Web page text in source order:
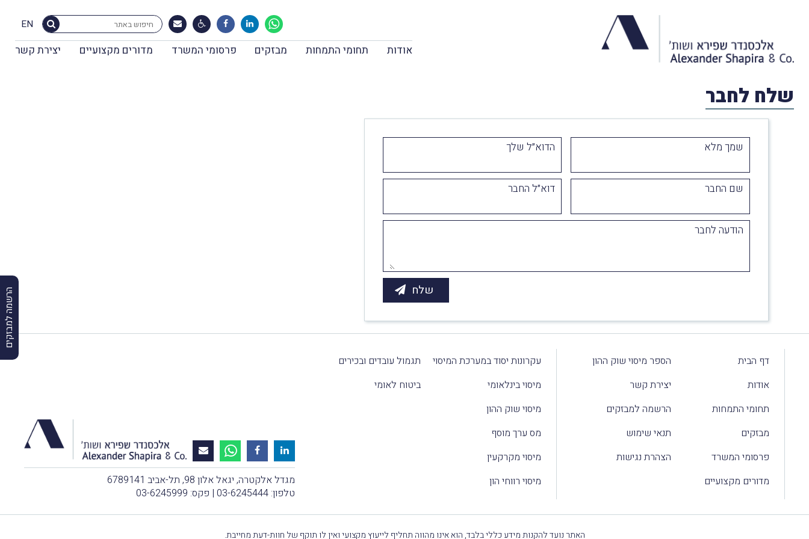
EN
אודות תחומי התמחות מבזקים פרסומי המשרד מדורים מקצועיים יצירת קשר
הרשמה למבזקים
שלח לחבר
שמך מלא הדוא״ל שלך
שם החבר דוא״ל החבר
הודעה לחבר
דף הבית
אודות
תחומי התמחות
מבזקים
פרסומי המשרד
מדורים מקצועיים
הספר מיסוי שוק ההון
יצירת קשר
הרשמה למבזקים
תנאי שימוש
הצהרת נגישות
עקרונות יסוד במערכת המיסוי
מיסוי בינלאומי
מיסוי שוק ההון
מס ערך מוסף
מיסוי מקרקעין
מיסוי רווחי הון
תגמול עובדים ובכירים
ביטוח לאומי
מגדל אלקטרה, יגאל אלון 98, תל-אביב 6789141
טלפון: 03-6245444 | פקס: 03-6245999
האתר נועד להקנות מידע כללי בלבד, הוא אינו מהווה תחליף לייעוץ מקצועי ואין לו תוקף של חוות-דעת מחייבת.